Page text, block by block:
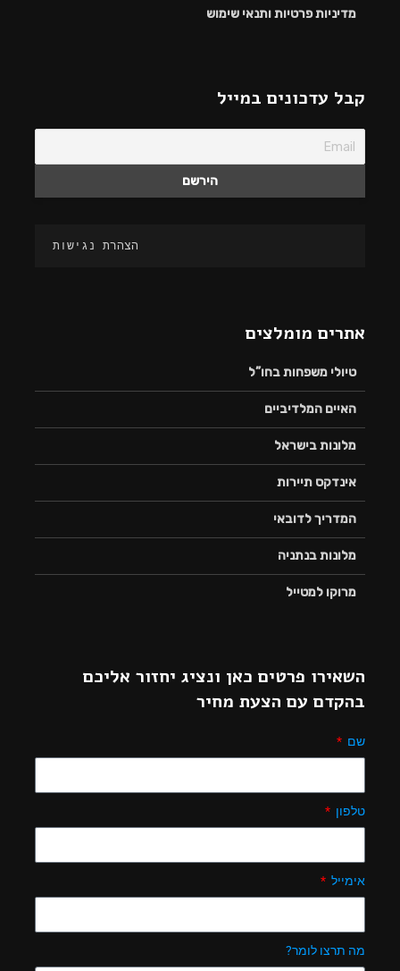
מדיניות פרטיות ותנאי שימוש
קבל עדכונים במייל
הצהרת נגישות
אתרים מומלצים
טיולי משפחות בחו”ל
האיים המלדיביים
מלונות בישראל
אינדקס תיירות
המדריך לדובאי
מלונות בנתניה
מרוקו למטייל
השאירו פרטים כאן ונציג יחזור אליכם
בהקדם עם הצעת מחיר
שם
טלפון
אימייל
מה תרצו לומר?